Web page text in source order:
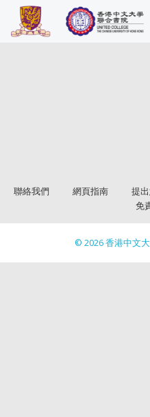
聯絡我們 網頁指南 提
免
© 2026 香港中文